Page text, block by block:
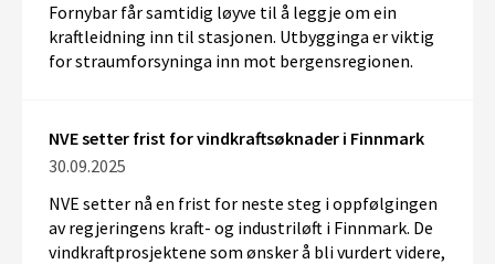
Fornybar får samtidig løyve til å leggje om ein
kraftleidning inn til stasjonen. Utbygginga er viktig
for straumforsyninga inn mot bergensregionen.
NVE setter frist for vindkraftsøknader i Finnmark
30.09.2025
NVE setter nå en frist for neste steg i oppfølgingen
av regjeringens kraft- og industriløft i Finnmark. De
vindkraftprosjektene som ønsker å bli vurdertvidere,